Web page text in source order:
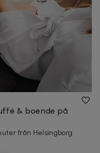
& boende på
från Helsingborg